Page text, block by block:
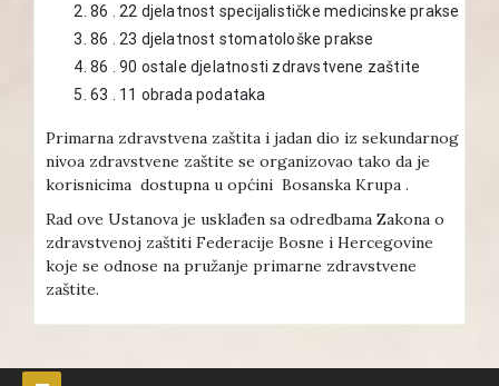
86 . 22 djelatnost specijalističke medicinske prakse
86 . 23 djelatnost stomatološke prakse
86 . 90 ostale djelatnosti zdravstvene zaštite
63 . 11 obrada podataka
Primarna zdravstvena zaštita i jadan dio iz sekundarnog
nivoa zdravstvene zaštite se organizovao tako da je
korisnicima dostupna u općini Bosanska Krupa .
Rad ove Ustanova je usklađen sa odredbama Zakona o
zdravstvenoj zaštiti Federacije Bosne i Hercegovine
koje se odnose na pružanje primarne zdravstvene
zaštite.